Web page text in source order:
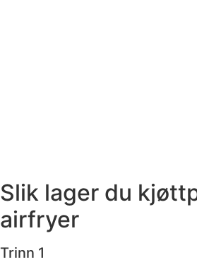
Slik lager du
airfryer
Trinn 1